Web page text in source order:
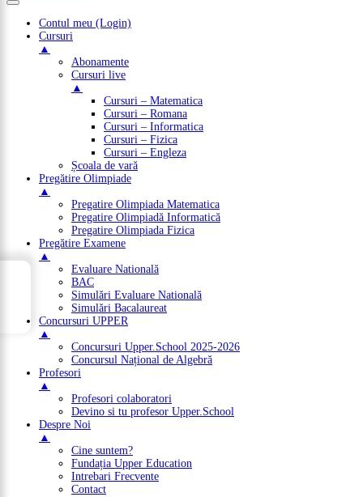
Contul meu (Login)
Cursuri
▲
Abonamente
Cursuri live
▲
Cursuri – Matematica
Cursuri – Romana
Cursuri – Informatica
Cursuri – Fizica
Cursuri – Engleza
Școala de vară
Pregătire Olimpiade
▲
Pregatire Olimpiada Matematica
Pregatire Olimpiadă Informatică
Pregatire Olimpiada Fizica
Pregătire Examene
▲
Evaluare Natională
BAC
Simulări Evaluare Natională
Simulări Bacalaureat
Concursuri UPPER
▲
Concursuri Upper.School 2025-2026
Concursul Național de Algebră
Profesori
▲
Profesori colaboratori
Devino si tu profesor Upper.School
Despre Noi
▲
Cine suntem?
Fundația Upper Education
Intrebari Frecvente
Contact